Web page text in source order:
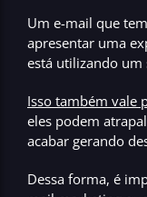
Um e-mail que
apresentar uma
está utilizando um
Isso também vale
eles podem
acabar gerando
Dessa forma, é